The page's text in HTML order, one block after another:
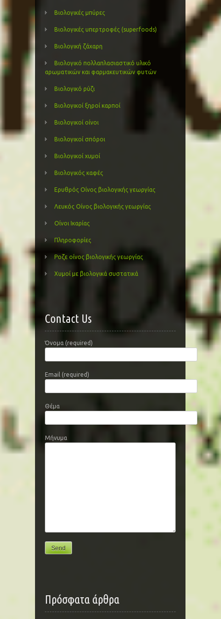
Βιολογικές μπύρες
Βιολογικές υπερτροφές (superfoods)
Βιολογική ζάχαρη
Βιολογικό πολλαπλασιαστικό υλικό
αρωματικών και φαρμακευτικών φυτών
Βιολογικό ρύζι
Βιολογικοί ξηροί καρποί
Βιολογικοί οίνοι
Βιολογικοί σπόροι
Βιολογικοί χυμοί
Βιολογικός καφές
Ερυθρός Οίνος βιολογικής γεωργίας
Λευκός Οίνος βιολογικής γεωργίας
Οίνοι Ικαρίας
Πληροφορίες
Ροζε οίνος βιολογικής γεωργίας
Χυμοί με βιολογικά συστατικά
Contact Us
Όνομα (required)
Email (required)
Θέμα
Μήνυμα
Πρόσφατα άρθρα